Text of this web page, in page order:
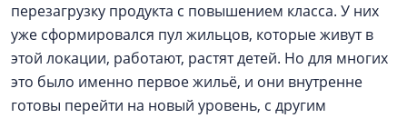
перезагрузку продукта с повышением класса. У них
уже сформировался пул жильцов, которые живут в
этой локации, работают, растят детей. Но для многих
это было именно первое жильё, и они внутренне
готовы перейти на новый уровень, с другим